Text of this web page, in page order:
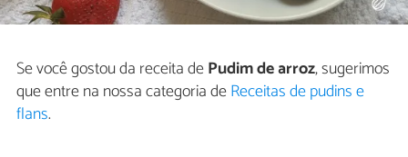
Se você gostou da receita dePudim de arroz, sugerimos
que entre na nossa categoria deReceitas de pudins e
flans.